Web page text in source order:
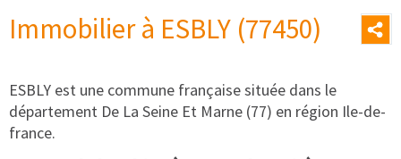
Immobilier à ESBLY (77450)
ESBLY est une commune française située dans le
département De La Seine Et Marne (77) en région Ile-de-
france.